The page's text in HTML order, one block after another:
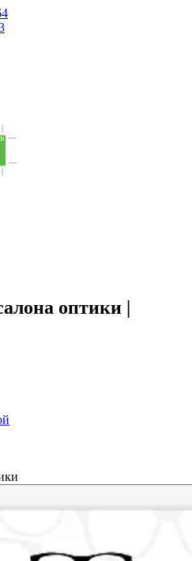
оптики |